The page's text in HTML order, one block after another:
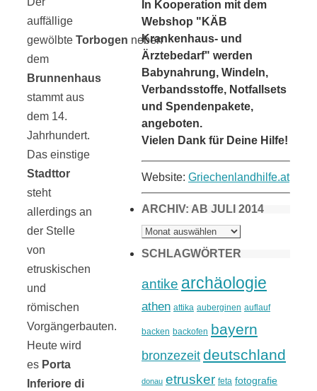
auffällige
gewölbte Torbogen neben
dem
Brunnenhaus
stammt aus
dem 14.
Jahrhundert.
Das einstige
Stadttor
steht
allerdings an
der Stelle
von
etruskischen
und
römischen
Vorgängerbauten.
Heute wird
es Porta
Inferiore di
In Kooperation mit dem
Webshop "KÄB
Krankenhaus- und
Ärztebedarf" werden
Babynahrung, Windeln,
Verbandsstoffe, Notfallsets
und Spendenpakete,
angeboten.
Vielen Dank für Deine Hilfe!
Website: Griechenlandhilfe.at
ARCHIV: AB JULI 2014
ARCHIV:
AB
2014
SCHLAGWÖRTER
antike archäologie
athen attika auberginen auflauf
backen backofen bayern
bronzezeit deutschland
donau etrusker feta fotografie